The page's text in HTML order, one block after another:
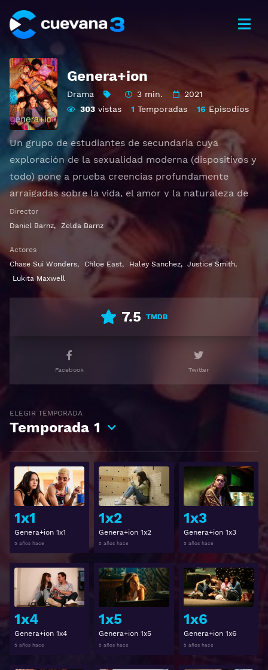
Genera+ion
Drama 3 min.
2021
303 vistas 1 Temporadas 16 Episodios
Un grupo de estudiantes de secundaria cuya
exploración de la sexualidad moderna (dispositivos y
todo) pone a prueba creencias profundamente
arraigadas sobre la vida, el amor y la naturaleza de
la familia en su comunidad conservadora.
Ver Genera+ion Gratis HD 1080p 720p | Idioma
español latino, subtitulado, castellano
Director
Daniel Barnz, Zelda Barnz
Actores
Chase Sui Wonders, Chloe East, Haley Sanchez, Justice Smith,
Lukita Maxwell
7.5 TMDB
Facebook Twitter
ELEGIR TEMPORADA
Temporada 1
1x1
Genera+ion 1x1
5 años hace
Ver
1x2
Genera+ion 1x2
5 años hace
1x3
Genera+ion 1x3
5 años hace
1x4
Genera+ion 1x4
5 años hace
Ver
1x5
Genera+ion 1x5
5 años hace
Ver
1x6
Genera+ion 1x6
5 años hace